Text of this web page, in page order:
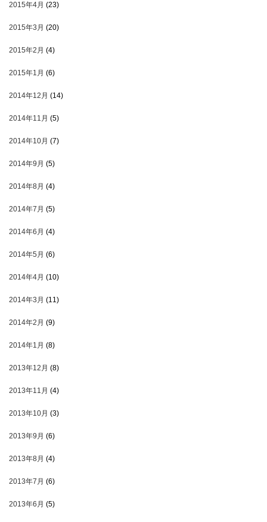
2015年4月 (23)
2015年3月 (20)
2015年2月 (4)
2015年1月 (6)
2014年12月 (14)
2014年11月 (5)
2014年10月 (7)
2014年9月 (5)
2014年8月 (4)
2014年7月 (5)
2014年6月 (4)
2014年5月 (6)
2014年4月 (10)
2014年3月 (11)
2014年2月 (9)
2014年1月 (8)
2013年12月 (8)
2013年11月 (4)
2013年10月 (3)
2013年9月 (6)
2013年8月 (4)
2013年7月 (6)
2013年6月 (5)